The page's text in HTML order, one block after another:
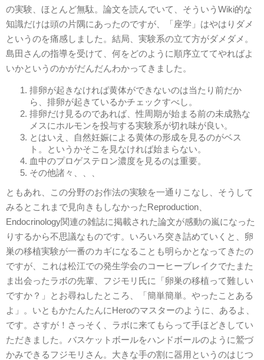
の実験、ほとんど無駄。論文を読んでいて、そういうWiki的な
知識だけは頭の片隅にあったのですが、「座学」はやはりダメ
というのを痛感しました。結局、実験系の立て方がダメダメ。
島田さんの指導を受けて、何をどのように順序立ててやればよ
いかというのかがだんだんわかってきました。
排卵が起きなければ黄体ができないのは当たり前だか
ら、排卵が起きているかチェックすべし。
排卵だけ見るのであれば、性周期が始まる前の未成熟な
メスにホルモンを投与する実験系が切れ味が良い。
とはいえ、自然妊娠による黄体の形成を見るのがベス
ト。というかそこを見なければ始まらない。
血中のプロゲステロン濃度を見るのは重要。
その他諸々、、、
ともあれ、この分野のお作法の実験を一通りこなし、そうして
みるとこれまで見向きもしなかったReproduction、
Endocrinology関連の雑誌に掲載された論文が感動の嵐になった
りするから不思議なものです。いろいろ突き詰めていくと、卵
巣の移植実験が一番のカギになることも明らかとなってきたの
ですが、これは松江での発生学会のコーヒーブレイクでたまた
ま出会ったラボの先輩、フジモリ氏に「卵巣の移植って難しい
ですか？」とお尋ねしたところ、「簡単簡単。やったことある
よ」。いともかたんたんにHeroのマスターのように、あるよ、
です。さすが！さっそく、ラボに来てもらって手ほどきしてい
ただきました。バスケットボールをハンドボールのように鷲づ
かみできるフジモリさん。大きな手の割に器用というのはじつ